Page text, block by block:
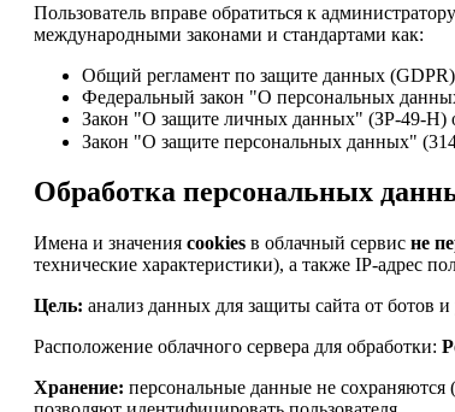
Пользователь вправе обратиться к
международными законами и стандартами как:
Общий регламент по защите данных
Федеральный закон "О персональных
Закон "О защите личных данных" (ЗР-49-Н)
Закон "О защите персональных данных"
Обработка персональных
Имена и значения cookies в облачный сервис не
технические характеристики), а также IP-адрес
Цель: анализ данных для защиты сайта от ботов и
Расположение облачного сервера для обработки:
Хранение: персональные данные не сохраняются